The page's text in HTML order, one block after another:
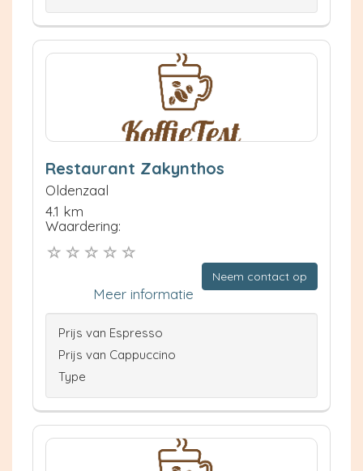
Restaurant Zakynthos
Oldenzaal
4.1 km
Waardering:
Neem contact op
Meer informatie
Prijs van Espresso
Prijs van Cappuccino
Type